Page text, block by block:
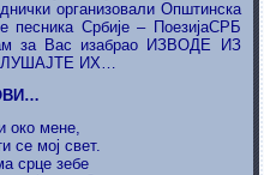
организовали Општинска
песника Србије – ПоезијаСРБ
за Вас изабрао ИЗВОДЕ ИЗ
ИХ…
око мене,
се мој свет.
срце зебе